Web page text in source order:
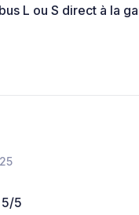
L ou S direct à la
5/5